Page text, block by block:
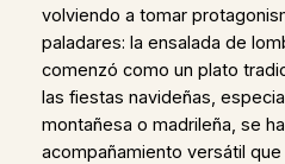
volviendo a tomar
paladares: la ensalada de
comenzó como un plato
las fiestas navideñas,
montañesa o madrileña, se
acompañamiento versátil